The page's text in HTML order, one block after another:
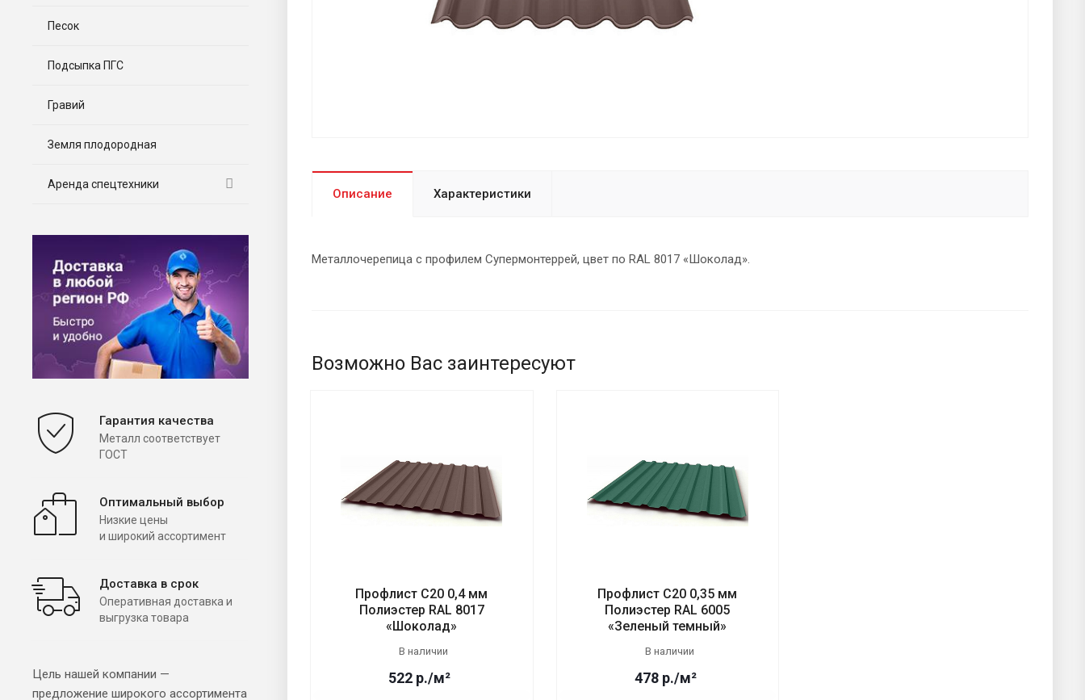
Описание Характеристики
Металлочерепица с профилем Супермонтеррей, цвет по RAL 8017 «Шоколад».
Возможно Вас заинтересуют
Профлист С20 0,4 мм
Полиэстер RAL 8017
«Шоколад»
В наличии
522 р./м²
Профлист С20 0,35 мм
Полиэстер RAL 6005
«Зеленый темный»
В наличии
478 р./м²
Песок
Подсыпка ПГС
Гравий
Земля плодородная
Аренда спецтехники
Гарантия качества
Металл соответствует
ГОСТ
Оптимальный выбор
Низкие цены
и широкий ассортимент
Доставка в срок
Оперативная доставка и
выгрузка товара
Цель нашей компании —
предложение широкого ассортимента